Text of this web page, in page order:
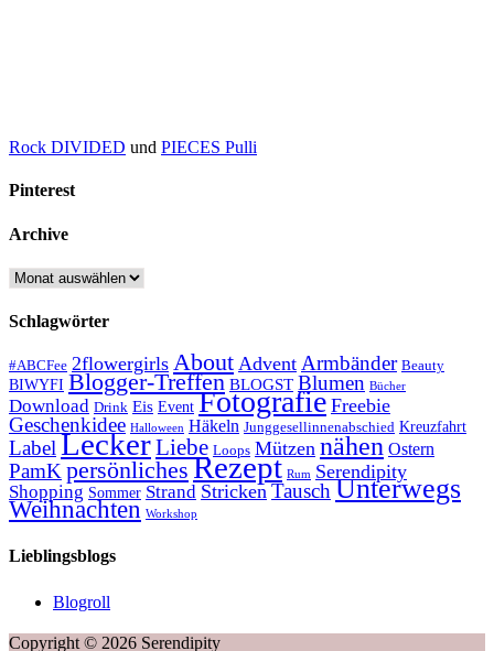
Rock DIVIDED und PIECES Pulli
Pinterest
Archive
Archive
Schlagwörter
#ABCFee 2flowergirls About Advent Armbänder Beauty
BIWYFI Blogger-Treffen BLOGST Blumen Bücher
Download Drink Eis Event Fotografie Freebie
Geschenkidee Halloween Häkeln Junggesellinnenabschied Kreuzfahrt
LabelLeckerLiebe Loops Mützen nähen Ostern
PamKpersönliches Rezept Rum Serendipity
Shopping Sommer Strand Stricken TauschUnterwegs
Weihnachten Workshop
Lieblingsblogs
Blogroll
Copyright © 2026 Serendipity